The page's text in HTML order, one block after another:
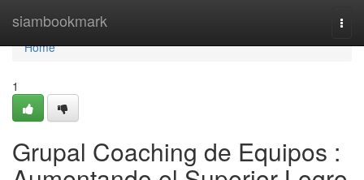
siambookmark
Home
Home
1
Grupal Coaching de Equipos :